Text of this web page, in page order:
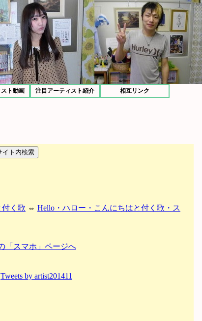
ト動画 注目アーティスト紹介 相互リンク
く歌 ⇔ Hello・ハロー・こんにちはと付く歌・ス
「スマホ」ページへ
Tweets by artist201411